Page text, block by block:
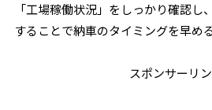
「工場稼働状況」をしっかり確認し
することで納車のタイミングを早め
スポンサーリ